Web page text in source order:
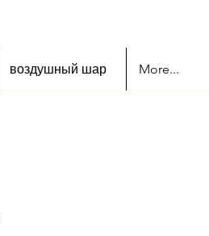
воздушный шар More...